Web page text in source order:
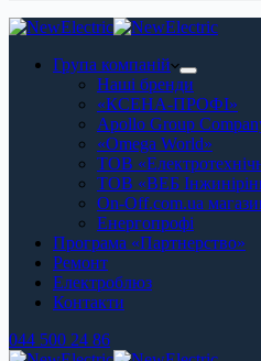
Група компаній
Наші бренди
«КСЕНА-ПРОФІ»
Apollo Group
«Omega World»
ТОВ
ТОВ «ВЕБ
On-Off.com.ua
Енергопрофі
Програма «Партнерство»
Ремонт
Електроблюз
Контакти
044 500 24 86